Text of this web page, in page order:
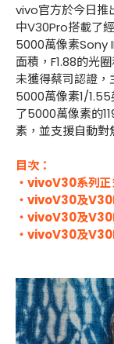
vivo官方於今日推
中V30Pro搭載了
5000萬像素Sony
面積，F1.88的光
未獲得蔡司認證
5000萬像素1/
了5000萬像素的
素，並支援自動對
目次：
・vivoV30系列
・vivoV30及
・vivoV30及
・vivoV30及